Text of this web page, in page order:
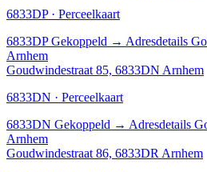
6833DP · Perceelkaart
6833DP Gekoppeld → Adresdetails
Arnhem
Goudwindestraat 85, 6833DN Arnhem
6833DN · Perceelkaart
6833DN Gekoppeld → Adresdetails
Arnhem
Goudwindestraat 86, 6833DR Arnhem